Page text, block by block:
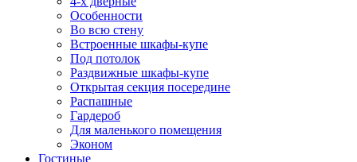
Особенности
Во всю стену
Встроенные шкафы-купе
Под потолок
Раздвижные шкафы-купе
Открытая секция посередине
Распашные
Гардероб
Для маленького помещения
Эконом
Гостиные